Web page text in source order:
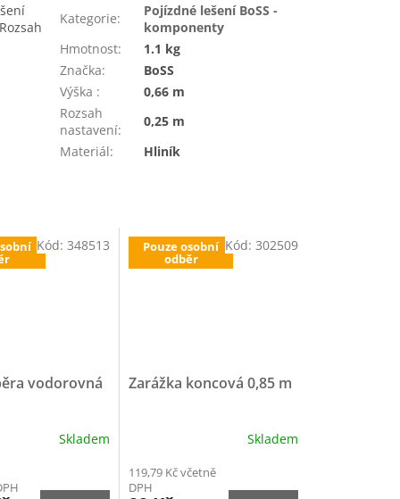
Kategorie:
Pojízdné lešení BoSS -
komponenty
Hmotnost:
1.1 kg
Značka:
BoSS
Výška :
0,66 m
Rozsah
nastavení:
0,25 m
Materiál: Hliník
vodorovná
Skladem
Kód:348513 Pouze osobní
odběr
Zarážka koncová 0,85 m
Skladem
119,79 Kč včetně
DPH
Kód: 302509